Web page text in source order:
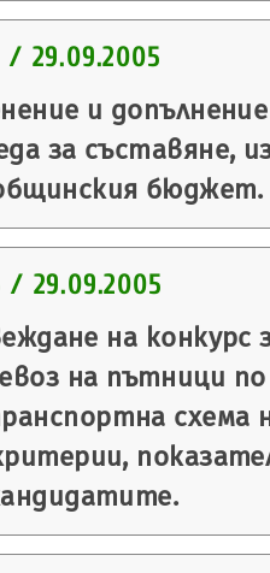
/ 29.09.2005
и
за съставяне,
бюджет.
/ 29.09.2005
на конкурс
на пътници
схема